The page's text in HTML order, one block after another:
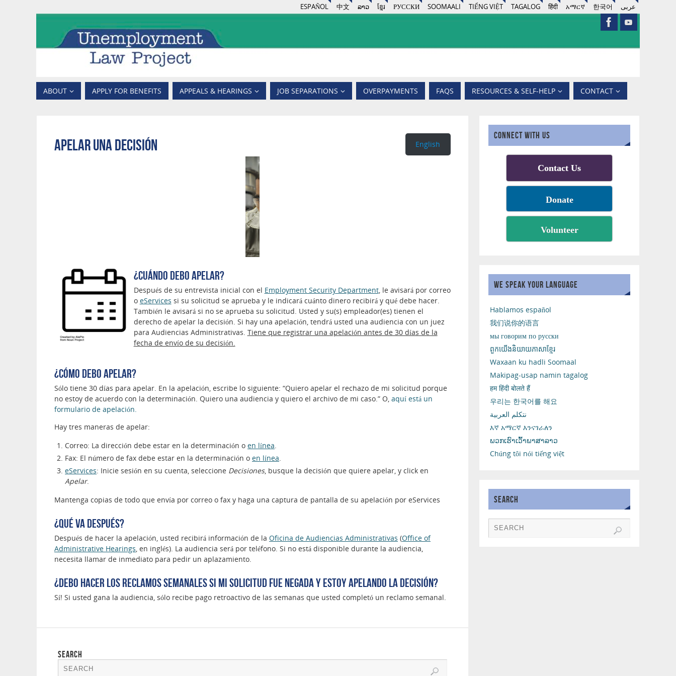
ESPAÑOL 中文 ລາວ ខ្មែរ РУССКИ SOOMAALI TIẾNG VIỆT TAGALOG हिंदी አማርኛ 한국어 عربى
ABOUT APPLY FOR BENEFITS APPEALS & HEARINGS JOB SEPARATIONS OVERPAYMENTS FAQS RESOURCES & SELF-HELP CONTACT
Apelar una Decisión English
¿Cuándo debo apelar?
Después de su entrevista inicial con el Employment Security Department, le avisará por correo
o eServices si su solicitud se aprueba y le indicará cuánto dinero recibirá y qué debe hacer.
También le avisará si no se aprueba su solicitud. Usted y su(s) empleador(es) tienen el
derecho de apelar la decisión. Si hay una apelación, tendrá usted una audiencia con un juez
para Audiencias Administrativas. Tiene que registrar una apelación antes de 30 días de la
fecha de envío de su decisión.
¿Cómo debo apelar?
Sólo tiene 30 días para apelar. En la apelación, escribe lo siguiente: “Quiero apelar el rechazo de mi solicitud porque
no estoy de acuerdo con la determinación. Quiero una audiencia y quiero el archivo de mi caso.” O, aquí está un
formulario de apelación.
Hay tres maneras de apelar:
Correo: La dirección debe estar en la determinación o en línea.
Fax: El número de fax debe estar en la determinación o en línea.
eServices: Inicie sesión en su cuenta, seleccione Decisiones, busque la decisión que quiere apelar, y click en
Apelar.
Mantenga copias de todo que envía por correo o fax y haga una captura de pantalla de su apelación por eServices
¿Qué va después?
Después de hacer la apelación, usted recibirá información de la Oficina de Audiencias Administrativas (Office of
Administrative Hearings, en inglés). La audiencia será por teléfono. Si no está disponible durante la audiencia,
necesita llamar de inmediato para pedir un aplazamiento.
¿Debo hacer los reclamos semanales si mi solicitud fue negada y estoy apelando la decisión?
Sí! Si usted gana la audiencia, sólo recibe pago retroactivo de las semanas que usted completó un reclamo semanal.
SEARCH
CONNECT WITH US
Contact Us
Donate
Volunteer
WE SPEAK YOUR LANGUAGE
Hablamos español
我们说你的语言
мы говорим по русски
ពួកយើងនិយាយភាសាខ្មែរ
Waxaan ku hadli Soomaal
Makipag-usap namin tagalog
हम हिंदी बोलते हैं
우리는 한국어를 해요
نتكلم العربية
እኛ አማርኛ እንናገራለን
ພວກເຮົາເວົ້າພາສາລາວ
Chúng tôi nói tiếng việt
SEARCH